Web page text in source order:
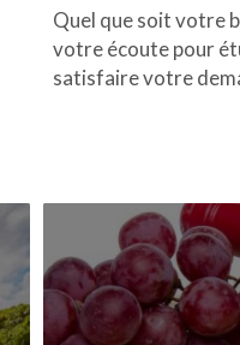
Quel que soit votre
votre écoute pour
satisfaire votre